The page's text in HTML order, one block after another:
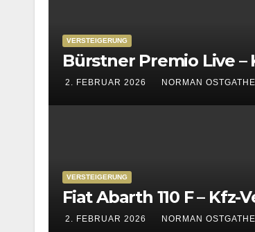
VERSTEIGERUNG
Bürstner Premio Live –
2. FEBRUAR 2026 NORMAN OSTGATHE
VERSTEIGERUNG
Fiat Abarth 110 F –
2. FEBRUAR 2026 NORMAN OSTGATHE